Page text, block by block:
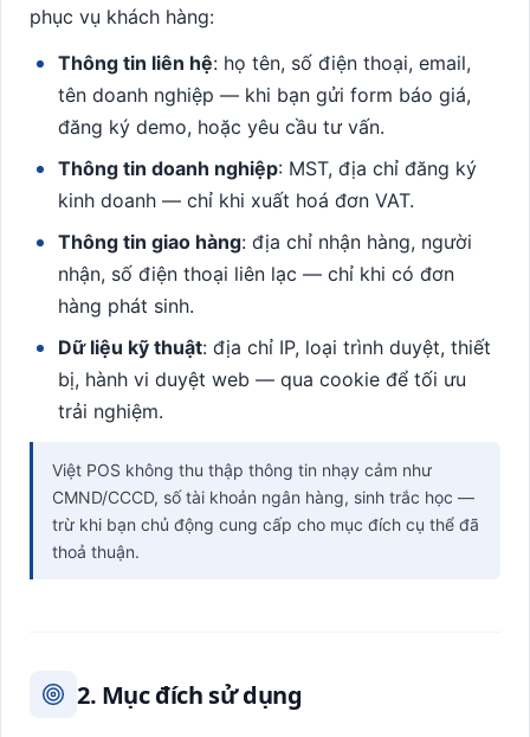
phục vụ khách hàng:
Thông tin liên hệ: họ tên, số điện thoại, email,
tên doanh nghiệp — khi bạn gửi form báo giá,
đăng ký demo, hoặc yêu cầu tư vấn.
Thông tin doanh nghiệp: MST, địa chỉ đăng ký
kinh doanh — chỉ khi xuất hoá đơn VAT.
Thông tin giao hàng: địa chỉ nhận hàng, người
nhận, số điện thoại liên lạc — chỉ khi có đơn
hàng phát sinh.
Dữ liệu kỹ thuật: địa chỉ IP, loại trình duyệt, thiết
bị, hành vi duyệt web — qua cookie để tối ưu
trải nghiệm.
Việt POS không thu thập thông tin nhạy cảm như
CMND/CCCD, số tài khoản ngân hàng, sinh trắc học —
trừ khi bạn chủ động cung cấp cho mục đích cụ thể đã
thoả thuận.
2. Mục đích sử dụng